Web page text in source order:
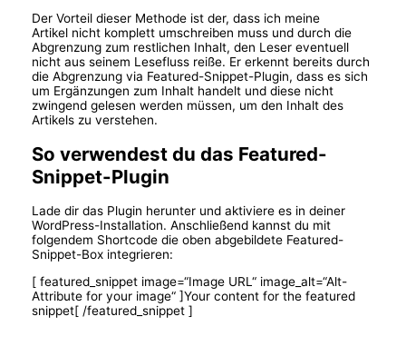
Der Vorteil dieser Methode ist der, dass ich meine
Artikel nicht komplett umschreiben muss und durch die
Abgrenzung zum restlichen Inhalt, den Leser eventuell
nicht aus seinem Lesefluss reiße. Er erkennt bereits durch
die Abgrenzung via Featured-Snippet-Plugin, dass es sich
um Ergänzungen zum Inhalt handelt und diese nicht
zwingend gelesen werden müssen, um den Inhalt des
Artikels zu verstehen.
So verwendest du das Featured-
Snippet-Plugin
Lade dir das Plugin herunter und aktiviere es in deiner
WordPress-Installation. Anschließend kannst du mit
folgendem Shortcode die oben abgebildete Featured-
Snippet-Box integrieren:
[ featured_snippet image=“Image URL“ image_alt=“Alt-
Attribute for your image“ ]Your content for the featured
snippet[ /featured_snippet ]